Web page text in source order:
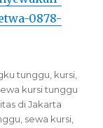
0878-
tunggu, kursi,
kursi tunggu
di Jakarta
, sewa kursi,